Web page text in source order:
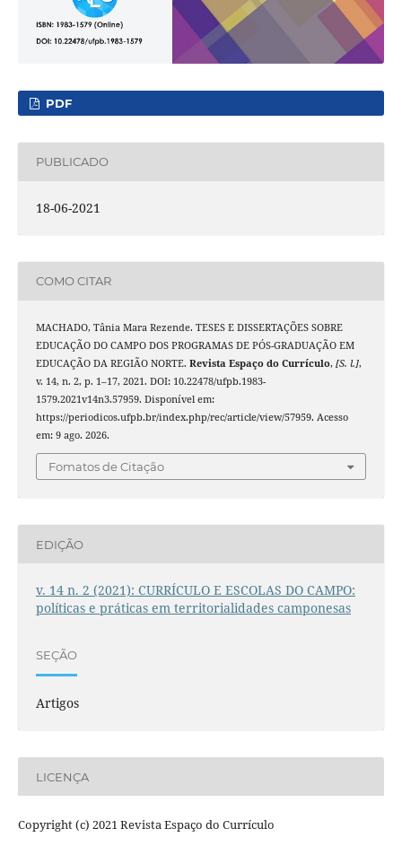
PDF
PUBLICADO
18-06-2021
COMO CITAR
MACHADO, Tânia Mara Rezende. TESES E DISSERTAÇÕES SOBRE
EDUCAÇÃO DO CAMPO DOS PROGRAMAS DE PÓS-GRADUAÇÃO EM
EDUCAÇÃO DA REGIÃO NORTE. Revista Espaço do Currículo, [S. l.],
v. 14, n. 2, p. 1–17, 2021. DOI: 10.22478/ufpb.1983-
1579.2021v14n3.57959. Disponível em:
https://periodicos.ufpb.br/index.php/rec/article/view/57959. Acesso
em: 9 ago. 2026.
Fomatos de Citação
EDIÇÃO
v. 14 n. 2 (2021): CURRÍCULO E ESCOLAS DO CAMPO:
políticas e práticas em territorialidades camponesas
SEÇÃO
Artigos
LICENÇA
Copyright (c) 2021 Revista Espaço do Currículo